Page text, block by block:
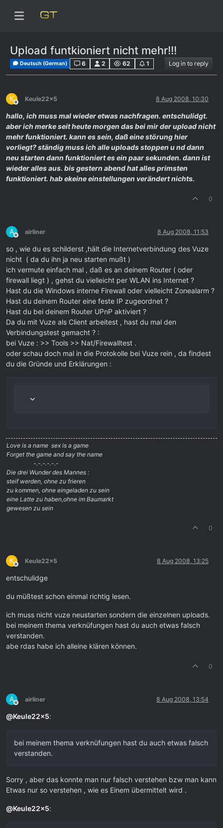
Upload funtkioniert nicht mehr!!!
Deutsch (German) 6 2 62 1 Log in to reply
K
Offline
Keule22x5 8 Aug 2008, 10:30
hallo, ich muss mal wieder etwas nachfragen. entschulidgt.
aber ich merke seit heute morgen das bei mir der upload nicht
mehr funktioniert. kann es sein, daß eine störung hier
vorliegt? ständig muss ich alle uploads stoppen u nd dann
neu starten dann funktioniert es ein paar sekunden. dann ist
wieder alles aus. bis gestern abend hat alles primsten
funktioniert. hab ekeine einstellungen verändert nichts.
0
A
Offline
airliner 8 Aug 2008, 11:53
so , wie du es schilderst ,hält die Internetverbindung des Vuze
nicht ( da du ihn ja neu starten mußt )
ich vermute einfach mal , daß es an deinem Router ( oder
firewall liegt ) , gehst du vielleicht per WLAN ins Internet ?
Hast du die Windows interne Firewall oder vielleicht Zonealarm ?
Hast du deinem Router eine feste IP zugeordnet ?
Hast du bei deinem Router UPnP aktiviert ?
Da du mit Vuze als Client arbeitest , hast du mal den
Verbindungstest gemacht ? :
bei Vuze : >> Tools >> Nat/Firewalltest .
oder schau doch mal in die Protokolle bei Vuze rein , da findest
du die Gründe und Erklärungen :
Love is a name  sex is a game
Forget the game and say the name
-.-.-.-.-.-
Die drei Wunder des Mannes :
steif werden, ohne zu frieren
zu kommen, ohne eingeladen zu sein
eine Latte zu haben,ohne im Baumarkt
gewesen zu sein
0
K
Offline
Keule22x5 8 Aug 2008, 13:25
entschulidge
du müßtest schon einmal richtig lesen.
ich muss nicht vuze neustarten sondern die einzelnen uploads.
bei meinem thema verknüfungen hast du auch etwas falsch
verstanden.
abe rdas habe ich alleine klären können.
0
A
Offline
airliner 8 Aug 2008, 13:54
@Keule22x5:
bei meinem thema verknüfungen hast du auch etwas falsch
verstanden.
Sorry , aber das konnte man nur falsch verstehen bzw man kann
Etwas nur so verstehen , wie es Einem übermittelt wird .
@Keule22x5: